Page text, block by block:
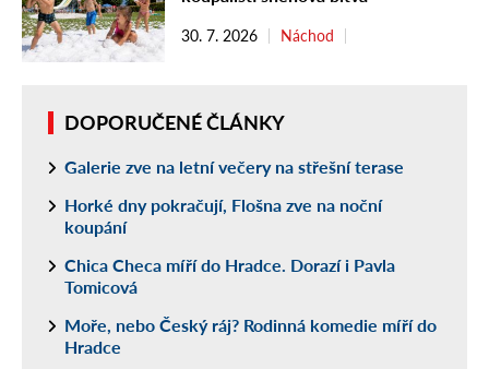
30. 7. 2026 Náchod
DOPORUČENÉ ČLÁNKY
Galerie zve na letní večery na střešní terase
Horké dny pokračují, Flošna zve na noční
koupání
Chica Checa míří do Hradce. Dorazí i Pavla
Tomicová
Moře, nebo Český ráj? Rodinná komedie míří do
Hradce